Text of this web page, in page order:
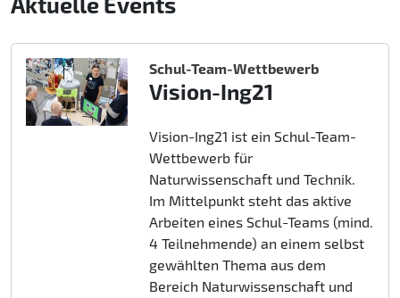
Schul-Team-Wettbewerb
Vision-Ing21
Vision-Ing21 ist ein Schul-Team-
Wettbewerb für
Naturwissenschaft und Technik.
Im Mittelpunkt steht das aktive
Arbeiten eines Schul-Teams (mind.
4 Teilnehmende) an einem selbst
gewählten Thema aus dem
Bereich Naturwissenschaft und